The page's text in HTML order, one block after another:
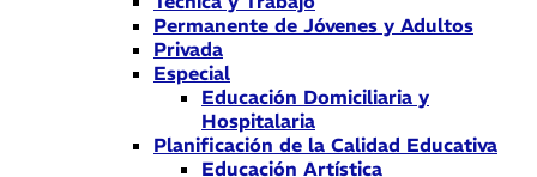
Permanente de Jóvenes y Adultos
Privada
Especial
Educación Domiciliaria y
Hospitalaria
Planificación de la Calidad Educativa
Educación Artística